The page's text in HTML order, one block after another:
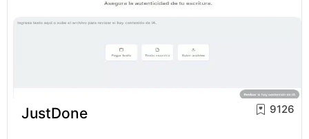
JustDone 9126